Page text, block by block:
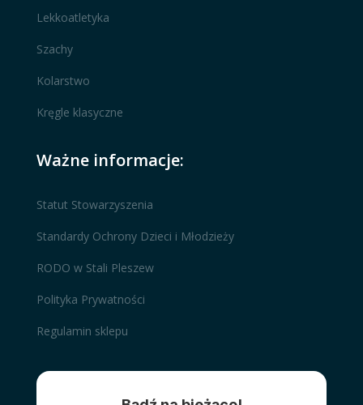
Lekkoatletyka
Szachy
Kolarstwo
Kręgle klasyczne
Ważne informacje:
Statut Stowarzyszenia
Standardy Ochrony Dzieci i Młodzieży
RODO w Stali Pleszew
Polityka Prywatności
Regulamin sklepu